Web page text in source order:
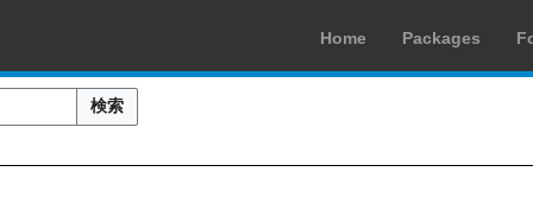
Home Packages
検索